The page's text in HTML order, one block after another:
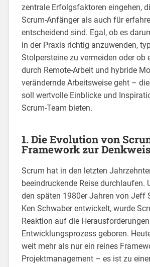
zentrale Erfolgsfaktoren eingehen,
Scrum-Anfänger als auch für
entscheidend sind. Egal, ob es
in der Praxis richtig anzuwenden,
Stolpersteine zu vermeiden oder ob
durch Remote-Arbeit und hybride
verändernde Arbeitsweise geht –
soll wertvolle Einblicke und
Scrum-Team bieten.
1. Die Evolution von
Framework zur
Scrum hat in den letzten
beeindruckende Reise durchlaufen.
den späten 1980er Jahren von Jeff
Ken Schwaber entwickelt, wurde
Reaktion auf die
Entwicklungsprozess geboren.
weit mehr als nur ein reines
Projektmanagement – es ist zu